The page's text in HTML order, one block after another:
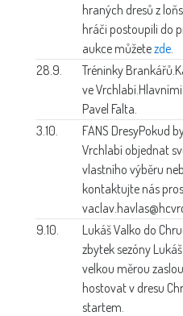
hraných dresů z
hráči postoupili do
aukce můžetezde
28.9.
Tréninky Brankářů.
ve
Pavel Falta.
3.10.
FANS DresyPokud
Vrchlabí objednat
vlastního výběru
kontaktujte nás
9.10.
Lukáš Valko do
zbytek sezóny
velkou měrou
hostovat v dresu
startem.